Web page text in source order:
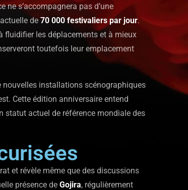
ne s’accompagnera pas d’une
de70 000 festivaliers par jour.
fluidifier les déplacements et à mieux
toutefois leur emplacement
installations scénographiques
Cette édition anniversaire entend
statut actuel de référence mondiale des
et révèle même que des discussions
présence de Gojira, régulièrement